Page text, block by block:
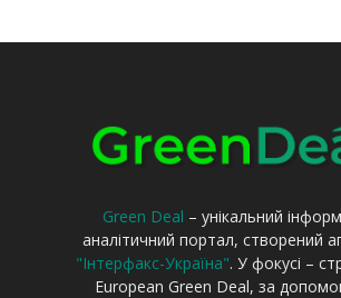
Green Deal – унікальний
аналітичний портал, створений
"Інтерфакс-Україна". У фокусі –
European Green Deal, за